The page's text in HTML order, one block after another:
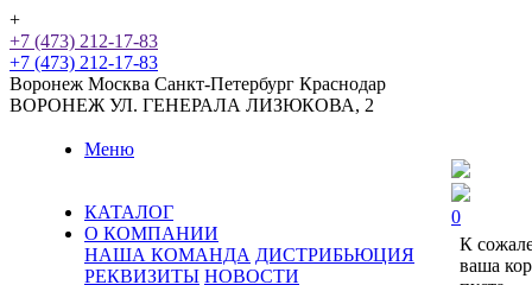
+
+7 (473) 212-17-83
+7 (473) 212-17-83
Воронеж Москва Санкт-Петербург Краснодар
ВОРОНЕЖ УЛ. ГЕНЕРАЛА ЛИЗЮКОВА, 2
Меню
КАТАЛОГ
О КОМПАНИИ
НАША КОМАНДА ДИСТРИБЬЮЦИЯ
РЕКВИЗИТЫ НОВОСТИ
0
К
ваша